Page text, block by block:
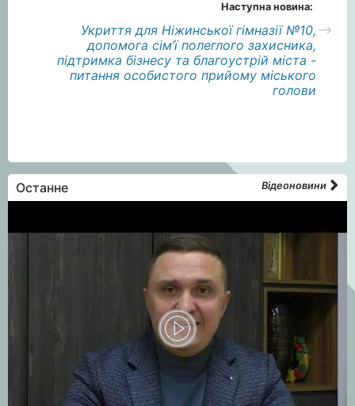
Наступна новина:
Укриття для Ніжинської гімназії №10,
допомога сім’ї полеглого захисника,
підтримка бізнесу та благоустрій міста -
питання особистого прийому міського
голови
Останне Відеоновини